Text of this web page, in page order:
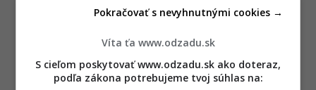
Víta ťa www.odzadu.sk
S cieľom poskytovať www.odzadu.sk ako doteraz,
podľa zákona potrebujeme tvoj súhlas na:
Pokračovať s nevyhnutnými cookies →